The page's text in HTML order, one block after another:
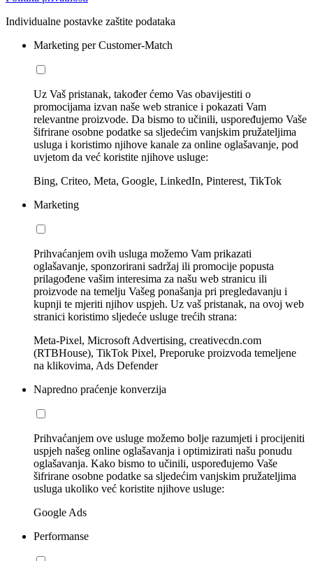
Individualne postavke zaštite podataka
Marketing per Customer-Match
Uz Vaš pristanak, također ćemo Vas obavijestiti o
promocijama izvan naše web stranice i pokazati Vam
relevantne proizvode. Da bismo to učinili, uspoređujemo Vaše
šifrirane osobne podatke sa sljedećim vanjskim pružateljima
usluga i koristimo njihove kanale za online oglašavanje, pod
uvjetom da već koristite njihove usluge:
Bing, Criteo, Meta, Google, LinkedIn, Pinterest, TikTok
Marketing
Prihvaćanjem ovih usluga možemo Vam prikazati
oglašavanje, sponzorirani sadržaj ili promocije popusta
prilagođene vašim interesima za našu web stranicu ili
proizvode na temelju Vašeg ponašanja pri pregledavanju i
kupnji te mjeriti njihov uspjeh. Uz vaš pristanak, na ovoj web
stranici koristimo sljedeće usluge trećih strana:
Meta-Pixel, Microsoft Advertising, creativecdn.com
(RTBHouse), TikTok Pixel, Preporuke proizvoda temeljene
na klikovima, Ads Defender
Napredno praćenje konverzija
Prihvaćanjem ove usluge možemo bolje razumjeti i procijeniti
uspjeh našeg online oglašavanja i optimizirati našu ponudu
oglašavanja. Kako bismo to učinili, uspoređujemo Vaše
šifrirane osobne podatke sa sljedećim vanjskim pružateljima
usluga ukoliko već koristite njihove usluge:
Google Ads
Performanse